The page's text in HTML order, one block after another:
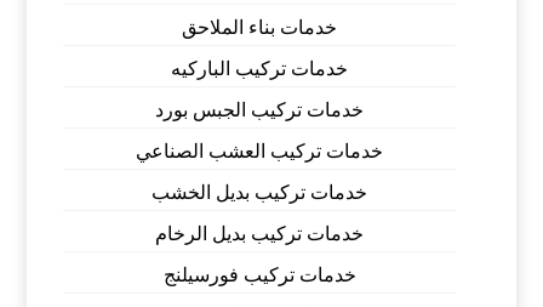
خدمات بناء الملاحق
خدمات تركيب الباركيه
خدمات تركيب الجبس بورد
خدمات تركيب العشب الصناعي
خدمات تركيب بديل الخشب
خدمات تركيب بديل الرخام
خدمات تركيب فورسيلنج